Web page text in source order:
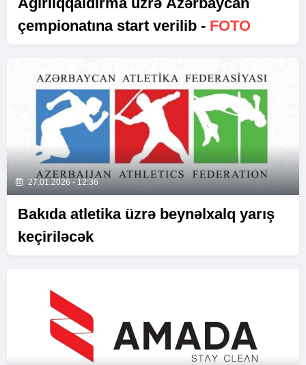
çempionatına start verilib - FOTO
27.01.2026 - 12:36
Bakıda atletika üzrə beynəlxalq yarış
keçiriləcək